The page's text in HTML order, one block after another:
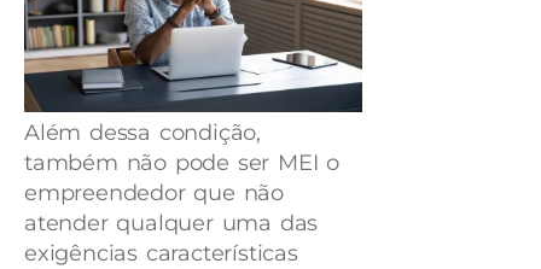
Além dessa condição,
também não pode ser MEI o
empreendedor que não
atender qualquer uma das
exigências características